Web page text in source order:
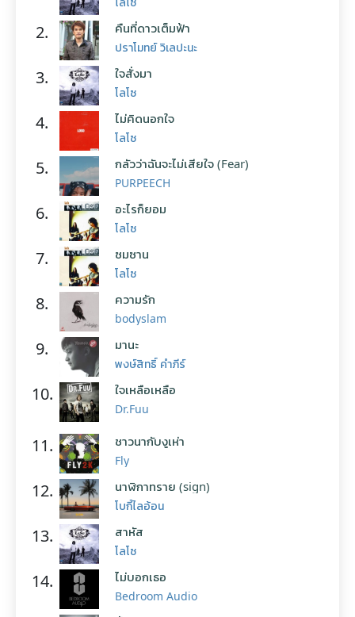
2. คืนที่ดาวเต็มฟ้า
ปราโมทย์ วิเลปะนะ
3. ใจสั่งมา
โลโซ
4. ไม่คิดนอกใจ
โลโซ
5. กลัวว่าฉันจะไม่เสียใจ (Fear)
PURPEECH
6. อะไรก็ยอม
โลโซ
7. ซมซาน
โลโซ
8. ความรัก
bodyslam
9. มานะ
พงษ์สิทธิ์ คำภีร์
10. ใจเหลือเหลือ
Dr.Fuu
11. ชาวนากับงูเห่า
Fly
12. นาฬิกาทราย (sign)
โบกี้ไลอ้อน
13. สาหัส
โลโซ
14. ไม่บอกเธอ
Bedroom Audio